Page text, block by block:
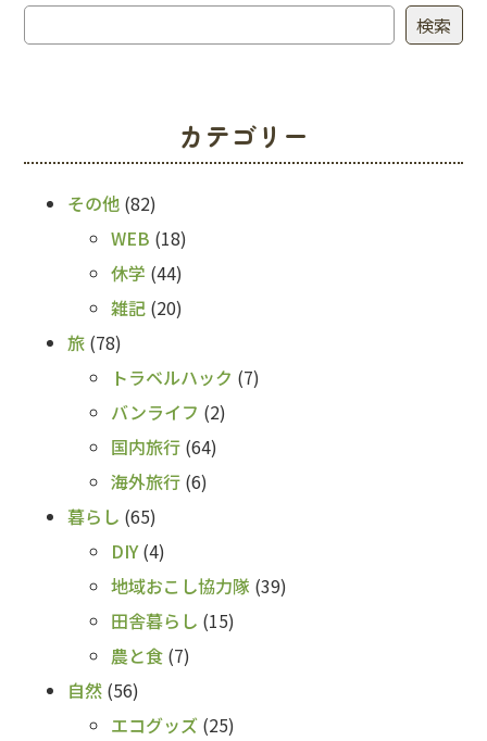
検索
カテゴリー
その他 (82)
WEB (18)
休学 (44)
雑記 (20)
旅 (78)
トラベルハック (7)
バンライフ (2)
国内旅行 (64)
海外旅行 (6)
暮らし (65)
DIY(4)
地域おこし協力隊 (39)
田舎暮らし (15)
農と食 (7)
自然 (56)
エコグッズ (25)